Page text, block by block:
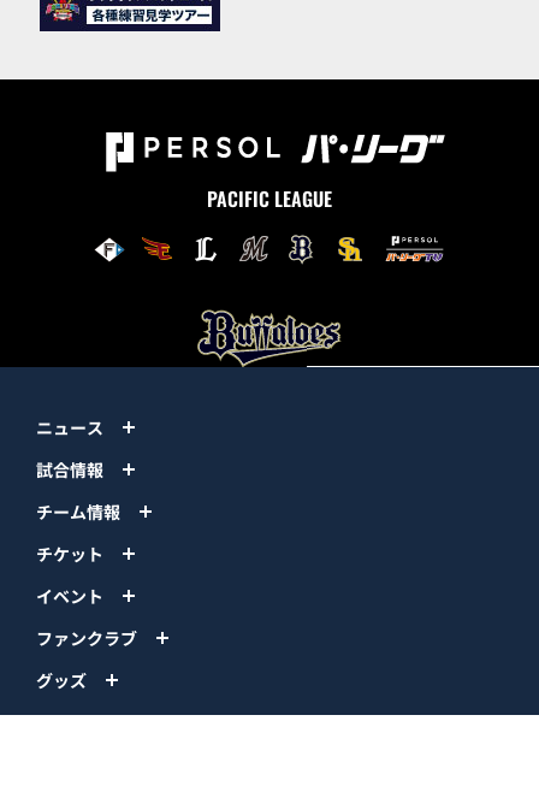
PACIFIC LEAGUE
ニュース
試合情報
チーム情報
チケット
イベント
ファンクラブ
グッズ
ファーム